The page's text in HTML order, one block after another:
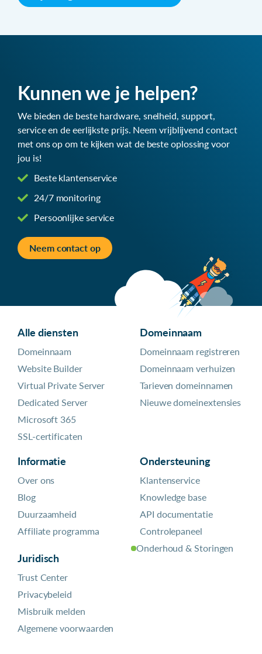
Kunnen we je helpen?
We bieden de beste hardware, snelheid, support,
service en de eerlijkste prijs. Neem vrijblijvend contact
met ons op om te kijken wat de beste oplossing voor
jou is!
Beste klantenservice
24/7 monitoring
Persoonlijke service
Neem contact op
Alle diensten
Domeinnaam
Website Builder
Virtual Private Server
Dedicated Server
Microsoft 365
SSL-certificaten
Domeinnaam
Domeinnaam registreren
Domeinnaam verhuizen
Tarieven domeinnamen
Nieuwe domeinextensies
Informatie
Over ons
Blog
Duurzaamheid
Affiliate programma
Juridisch
Trust Center
Privacybeleid
Misbruik melden
Algemene voorwaarden
Ondersteuning
Klantenservice
Knowledge base
API documentatie
Controlepaneel
Onderhoud & Storingen